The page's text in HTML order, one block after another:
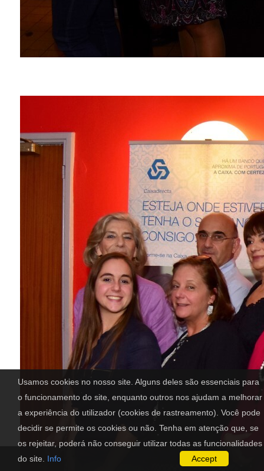
Usamos cookies no nosso site. Alguns deles são essenciais para
o funcionamento do site, enquanto outros nos ajudam a melhorar
a experiência do utilizador (cookies de rastreamento). Você pode
decidir se permite os cookies ou não. Tenha em atenção que, se
os rejeitar, poderá não conseguir utilizar todas as funcionalidades
do site. Info Accept